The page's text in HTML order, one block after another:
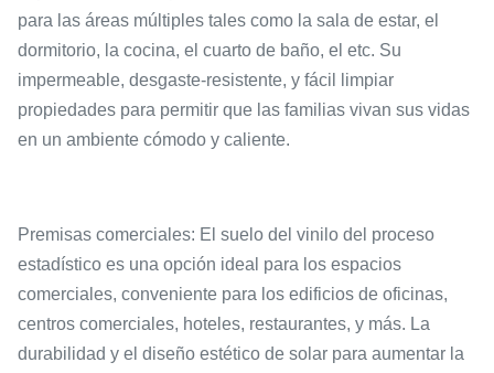
para las áreas múltiples tales como la sala de estar, el
dormitorio, la cocina, el cuarto de baño, el etc. Su
impermeable, desgaste-resistente, y fácil limpiar
propiedades para permitir que las familias vivan sus vidas
en un ambiente cómodo y caliente.
Premisas comerciales: El suelo del vinilo del proceso
estadístico es una opción ideal para los espacios
comerciales, conveniente para los edificios de oficinas,
centros comerciales, hoteles, restaurantes, y más. La
durabilidad y el diseño estético de solar para aumentar la